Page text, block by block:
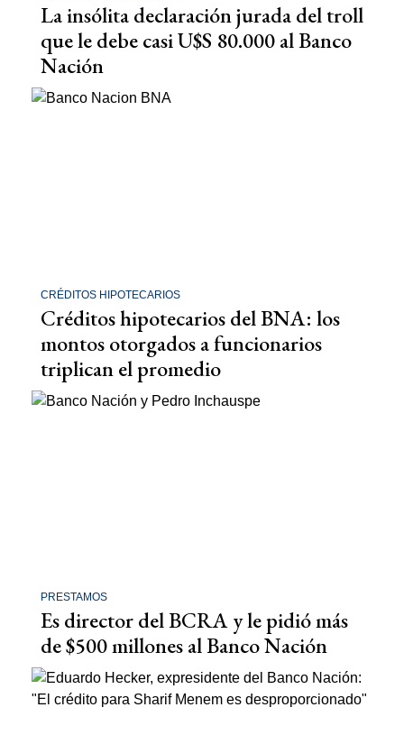
La insólita declaración jurada del troll
que le debe casi U$S 80.000 al Banco
Nación
CRÉDITOS HIPOTECARIOS
Créditos hipotecarios del BNA: los
montos otorgados a funcionarios
triplican el promedio
PRESTAMOS
Es director del BCRA y le pidió más
de $500 millones al Banco Nación